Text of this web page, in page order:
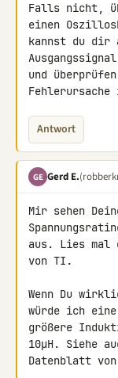
Falls nicht,
einen
kannst du dir
und
Antwort
GE Gerd E.
Mir sehen
aus. Lies mal
von TI.
Wenn Du
würde ich
größere
10µH. Siehe
Datenblatt